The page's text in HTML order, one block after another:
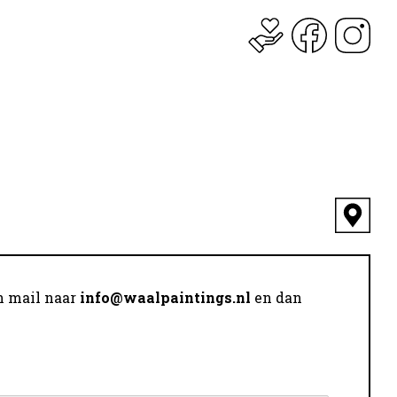
mail naar info@waalpaintings.nl en dan